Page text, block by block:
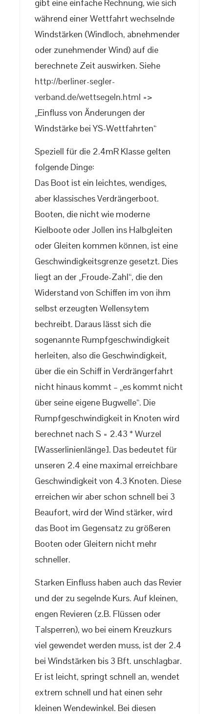
gibt eine einfache Rechnung, wie sich
während einer Wettfahrt wechselnde
Windstärken (Windloch, abnehmender
oder zunehmender Wind) auf die
berechnete Zeit auswirken. Siehe
http://berliner-segler-
verband.de/wettsegeln.html =>
„Einfluss von Änderungen der
Windstärke bei YS-Wettfahrten“
Speziell für die 2.4mR Klasse gelten
folgende Dinge:
Das Boot ist ein leichtes, wendiges,
aber klassisches Verdrängerboot.
Booten, die nicht wie moderne
Kielboote oder Jollen ins Halbgleiten
oder Gleiten kommen können, ist eine
Geschwindigkeitsgrenze gesetzt. Dies
liegt an der „Froude-Zahl“, die den
Widerstand von Schiffen im von ihm
selbst erzeugten Wellensytem
bechreibt. Daraus lässt sich die
sogenannte Rumpfgeschwindigkeit
herleiten, also die Geschwindigkeit,
über die ein Schiff in Verdrängerfahrt
nicht hinaus kommt – „es kommt nicht
über seine eigene Bugwelle“. Die
Rumpfgeschwindigkeit in Knoten wird
berechnet nach S = 2.43 * Wurzel
[Wasserlinienlänge]. Das bedeutet für
unseren 2.4 eine maximal erreichbare
Geschwindigkeit von 4.3 Knoten. Diese
erreichen wir aber schon schnell bei 3
Beaufort, wird der Wind stärker, wird
das Boot im Gegensatz zu größeren
Booten oder Gleitern nicht mehr
schneller.
Starken Einfluss haben auch das Revier
und der zu segelnde Kurs. Auf kleinen,
engen Revieren (z.B. Flüssen oder
Talsperren), wo bei einem Kreuzkurs
viel gewendet werden muss, ist der 2.4
bei Windstärken bis 3 Bft. unschlagbar.
Er ist leicht, springt schnell an, wendet
extrem schnell und hat einen sehr
kleinen Wendewinkel. Bei diesen